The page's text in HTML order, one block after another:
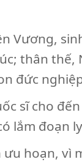
Vương,
thân thế,
đức
sĩ cho
lắm đoạn
ưu hoạn, vì